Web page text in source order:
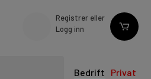
Registrer eller
Logg inn
Bedrift Privat